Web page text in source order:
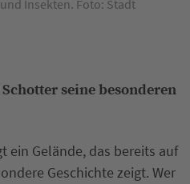
Insekten. Foto: Stadt
seine besonderen
ein Gelände, das bereits auf
Geschichte zeigt. Wer